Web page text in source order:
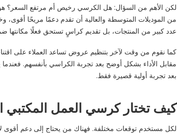
لكن الأهم من السؤال: هل الكرسي رخيص أم مرتفع السعر؟ هو
من الموديلات المتوسطة والعالية أن تقدم دعمًا مريحًا
عدد كبير من المنتجات، بل تقديم كراسٍ تستحق فعلًا مكانتها
كما نقوم من وقت لآخر بتنظيم عروض تساعد العملاء على
مقابل الأداء بشكل أوضح بعد تجربة الكراسي بأنفسهم.
بعد تجربة أولية قصيرة فقط.
كيف تختار كرسي العمل المكتبي
لكل مستخدم توقعات مختلفة. فهناك من يحتاج إلى دعم أقوى